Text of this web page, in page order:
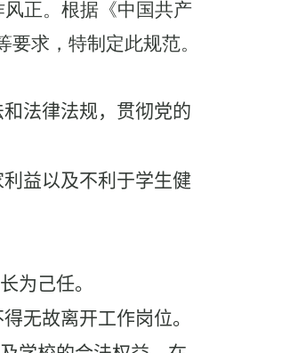
正。根据《中国共产
要求，特制定此规范。
法律法规，贯彻党的
益以及不利于学生健
为己任。
无故离开工作岗位。